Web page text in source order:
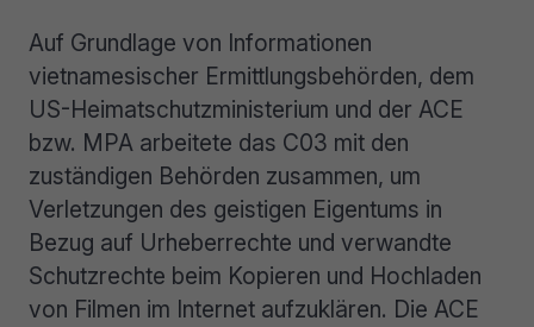
Auf Grundlage von Informationen
vietnamesischer Ermittlungsbehörden, dem
US-Heimatschutzministerium und der ACE
bzw. MPA arbeitete das C03 mit den
zuständigen Behörden zusammen, um
Verletzungen des geistigen Eigentums in
Bezug auf Urheberrechte und verwandte
Schutzrechte beim Kopieren und Hochladen
von Filmen im Internet aufzuklären. Die ACE